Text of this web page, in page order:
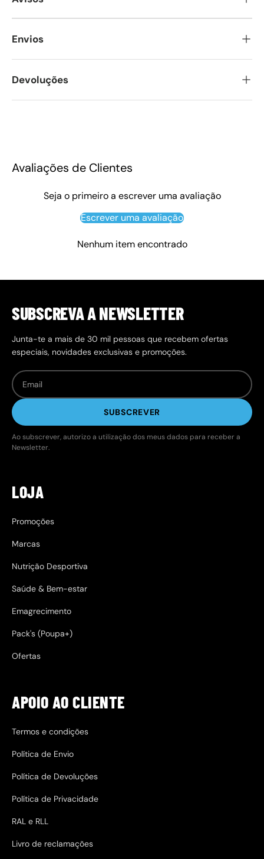
Envios
Devoluções
Avaliações de Clientes
Seja o primeiro a escrever uma avaliação
Escrever uma avaliação
Nenhum item encontrado
SUBSCREVA A NEWSLETTER
Junta-te a mais de 30 mil pessoas que recebem ofertas
especiais, novidades exclusivas e promoções.
SUBSCREVER
Ao subscrever, autorizo a utilização dos meus dados para receber a
Newsletter.
LOJA
Promoções
Marcas
Nutrição Desportiva
Saúde & Bem-estar
Emagrecimento
Pack's (Poupa+)
Ofertas
APOIO AO CLIENTE
Termos e condições
Política de Envio
Política de Devoluções
Política de Privacidade
RAL e RLL
Livro de reclamações